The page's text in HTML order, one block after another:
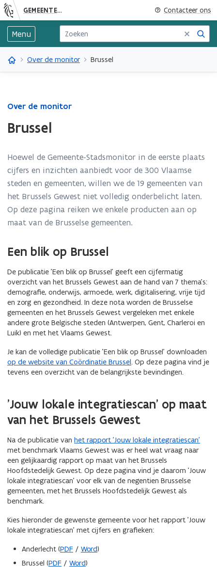
GEMEENTE-STADSMONITOR Contacteer ons
Menu
Over de monitor Brussel
Over de monitor
Brussel
Hoewel de Gemeente-Stadsmonitor in de eerste plaats
cijfers en inzichten aanbiedt voor de 300 Vlaamse
steden en gemeenten, willen we de 19 gemeenten van
het Brussels Gewest niet volledig onderbelicht laten.
Op deze pagina reiken we enkele producten aan op
maat van de Brusselse gemeenten.
Een blik op Brussel
De publicatie 'Een blik op Brussel' geeft een cijfermatig
overzicht van het Brussels Gewest aan de hand van 7 thema’s:
demografie, onderwijs, armoede, werk, digitalisering, vrije tijd
en zorg en gezondheid. In deze nota worden de Brusselse
gemeenten en het Brussels Gewest vergeleken met enkele
andere grote Belgische steden (Antwerpen, Gent, Charleroi en
Luik) en met het Vlaams Gewest.
Je kan de volledige publicatie 'Een blik op Brussel' downloaden
op de website van Coördinatie Brussel . Op deze pagina vind je
tevens een overzicht van de belangrijkste bevindingen.
'Jouw lokale integratiescan' op maat
van het Brussels Gewest
Na de publicatie van het rapport 'Jouw lokale integratiescan'
met benchmark Vlaams Gewest was er heel wat vraag naar
een gelijkaardig rapport op maat van het Brussels
Hoofdstedelijk Gewest. Op deze pagina vind je daarom 'Jouw
lokale integratiescan' voor elk van de negentien Brusselse
gemeenten, met het Brussels Hoofdstedelijk Gewest als
benchmark.
Kies hieronder de gewenste gemeente voor het rapport 'Jouw
lokale integratiescan' met cijfers en grafieken:
Anderlecht (PDF / Word)
Brussel (PDF / Word)